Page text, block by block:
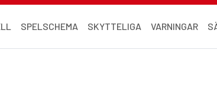
SPELSCHEMA SKYTTELIGA VARNINGAR